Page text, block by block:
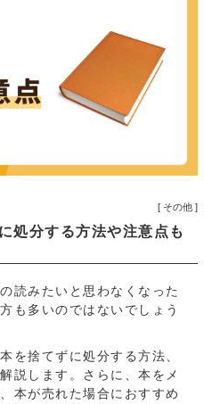
[ その他 ]
処分する方法や注意点も
読みたいと思わなくなった
も多いのではないでしょう
を捨てずに処分する方法、
説します。さらに、本をメ
本が売れた場合におすすめ